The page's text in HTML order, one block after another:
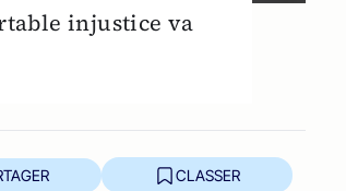
injustice va
CLASSER